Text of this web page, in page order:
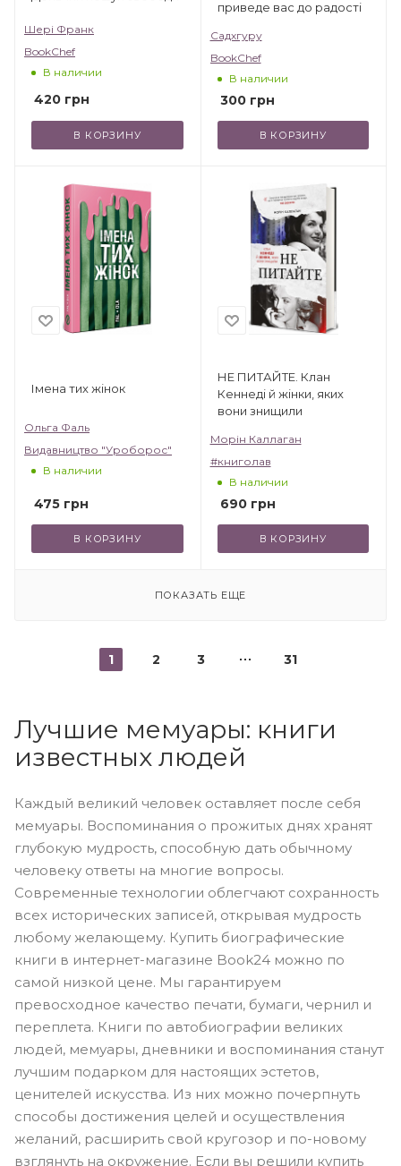
Шері Франк
BookChef
В наличии
420 грн
В КОРЗИНУ
приведе вас до радості
Садхгуру
BookChef
В наличии
300грн
В КОРЗИНУ
Імена тих жінок
Ольга Фаль
Видавництво "Уроборос"
В наличии
475 грн
В КОРЗИНУ
НЕ ПИТАЙТЕ. Клан
Кеннеді й жінки, яких
вони знищили
Морін Каллаган
#книголав
В наличии
690грн
В КОРЗИНУ
ПОКАЗАТЬ ЕЩЕ
1 2 3 31
Лучшие мемуары: книги
известных людей
Каждый великий человек оставляет после себя
мемуары. Воспоминания о прожитых днях хранят
глубокую мудрость, способную дать обычному
человеку ответы на многие вопросы.
Современные технологии облегчают сохранность
всех исторических записей, открывая мудрость
любому желающему. Купить биографические
книги в интернет-магазине Book24 можно по
самой низкой цене. Мы гарантируем
превосходное качество печати, бумаги, чернил и
переплета. Книги по автобиографии великих
людей, мемуары, дневники и воспоминания станут
лучшим подарком для настоящих эстетов,
ценителей искусства. Из них можно почерпнуть
способы достижения целей и осуществления
желаний, расширить свой кругозор и по-новому
взглянуть на окружение. Если вы решили купить